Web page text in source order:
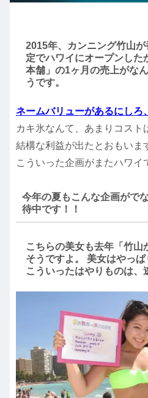
2015年、カンニング竹山
定でハワイにオープンした
本舗」の1ヶ月の売上がな
うです。
ネームバリューがあるにしろ
カキ氷なんて、あまりコスト
結構な利益が出たとおもいま
こういった企画がまたハワイ
今年の夏もこんな企画がで
待中です！！
こちらの美女も去年「竹山
そうですよ。 美女はやっ
こういったはやりものは、